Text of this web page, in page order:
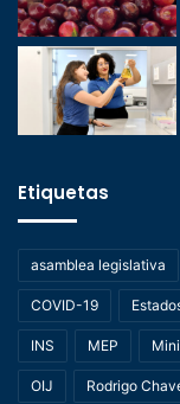
Etiquetas
asamblea legislativa
COVID-19
INS MEP
OIJ Rodrigo